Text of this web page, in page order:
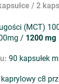
/ 2
(MCT)
/ 1200 mg
90 kapsułek
c8